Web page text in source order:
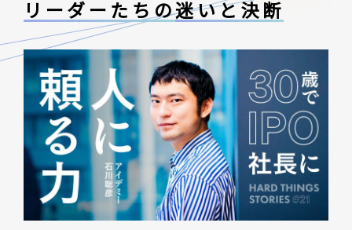
リーダーたちの迷いと決断